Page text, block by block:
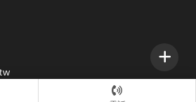
南路一段239號11號樓之1